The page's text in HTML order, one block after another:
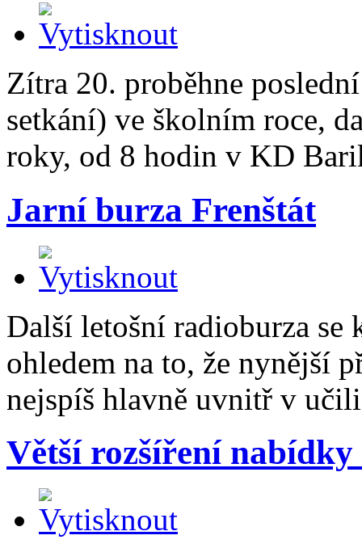
Zítra 20. proběhne
setkání) ve školním roce,
roky, od 8 hodin v KD
Jarní burza Frenštát
Další letošní radioburza se
ohledem na to, že nynější
nejspíš hlavně uvnitř v
Větší rozšíření